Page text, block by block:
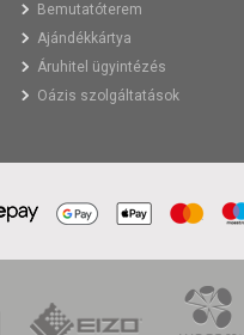
Bemutatóterem
Ajándékkártya
Áruhitel ügyintézés
Oázis szolgáltatások